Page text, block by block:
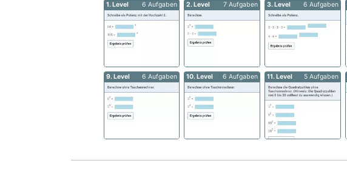
1. Level 6 Aufgaben 2. Level 7 Aufgaben 3. Level 6 Aufgaben
9. Level 6 Aufgaben 10. Level 6 Aufgaben 11. Level 5 Aufgaben